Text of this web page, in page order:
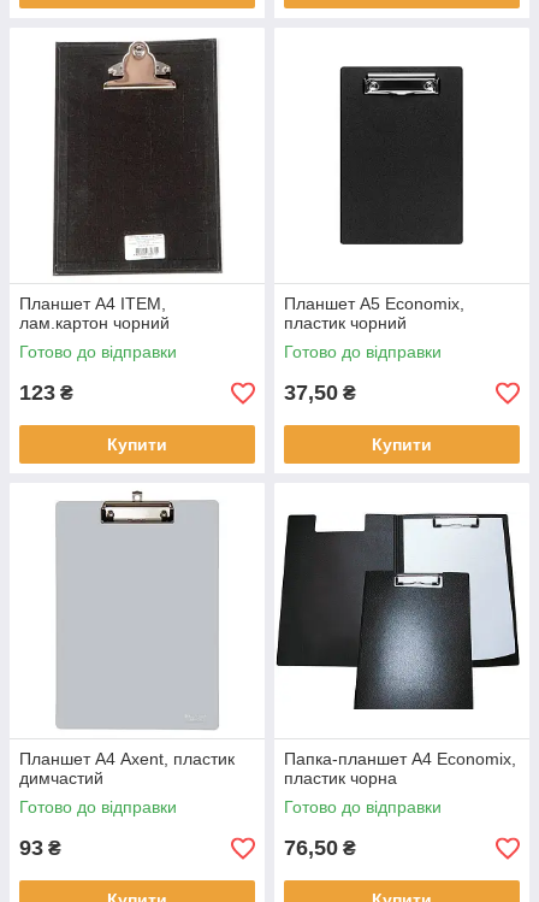
Планшет А4 ITEM,
лам.картон чорний
Готово до відправки
123 ₴
Купити
Планшет А5 Economix,
пластик чорний
Готово до відправки
37,50 ₴
Купити
Планшет А4 Axent, пластик
димчастий
Готово до відправки
93 ₴
Папка-планшет А4 Economix,
пластик чорна
Готово до відправки
76,50 ₴